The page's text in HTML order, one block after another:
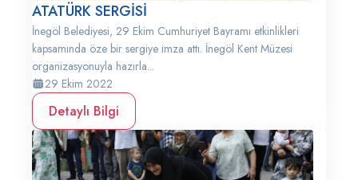
ATATÜRK SERGİSİ
İnegöl Belediyesi, 29 Ekim Cumhuriyet Bayramı etkinlikleri
kapsamında öze bir sergiye imza attı. İnegöl Kent Müzesi
organizasyonuyla hazırla...
29 Ekim 2022
Detaylı Bilgi